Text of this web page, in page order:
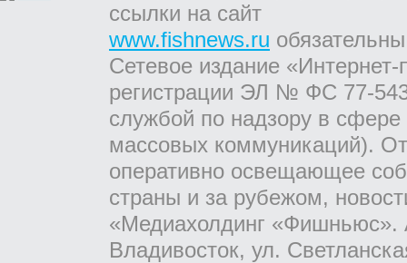
ссылки на сайт
www.fishnews.ru
Сетевое издание
регистрации ЭЛ № ФС 77-
службой по надзору в
массовых коммуникаций).
оперативно освещающее
страны и за рубежом,
«Медиахолдинг «Фишньюс».
Владивосток, ул.